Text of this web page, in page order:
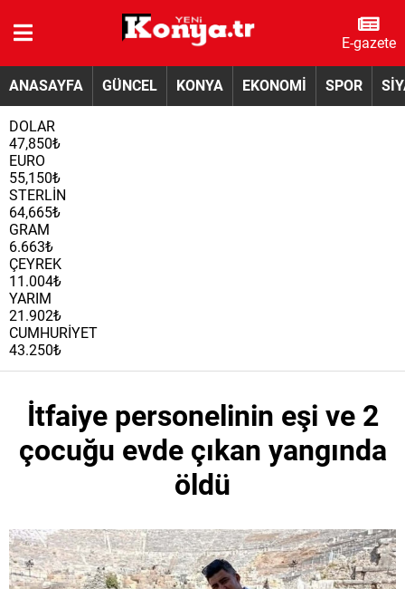
E-gazete
ANASAYFA GÜNCEL KONYA EKONOMİ SPOR
DOLAR
47,850₺
EURO
55,150₺
STERLİN
64,665₺
GRAM
6.663₺
ÇEYREK
11.004₺
YARIM
21.902₺
CUMHURİYET
43.250₺
İtfaiye personelinin eşi ve 2
çocuğu evde çıkan yangında
öldü